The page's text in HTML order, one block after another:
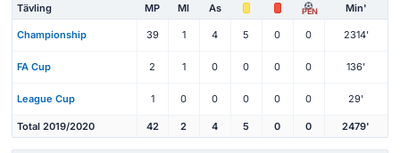
Tävling MP Ml As PEN Min'
Championship 39 1 4 5 0 0 2314'
FA Cup 2 1 0 0 0 0 136'
League Cup 1 0 0 0 0 0 29'
Total 2019/2020 42 2 4 5 0 0 2479'